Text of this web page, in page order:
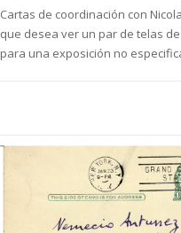
Cartas de coordinación con
que desea ver un par de telas
para una exposición no